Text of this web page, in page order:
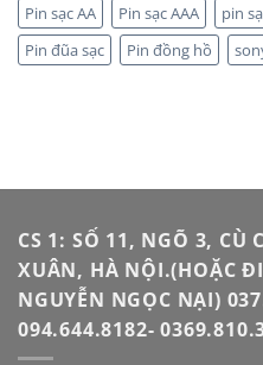
Pin sạc AA
Pin sạc AAA pin
Pin đũa sạc
Pin đồng hồ
CS 1: SỐ 11, NGÕ 3, CÙ
XUÂN, HÀ NỘI.(HOẶC
NGUYỄN NGỌC NẠI)
094.644.8182-